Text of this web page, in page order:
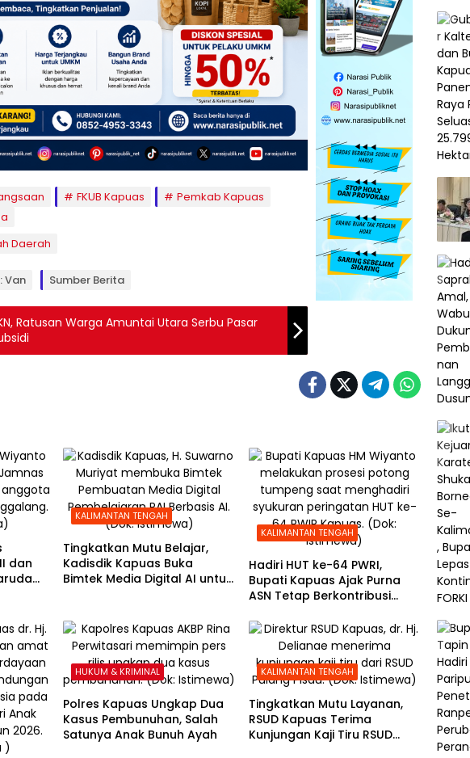
FKUB Kapuas
Pemkab Kapuas
Daerah
Van Sumber Berita
Ratusan Warga Amuntai Utara Serbu Pasar
dan
KALIMANTAN TENGAH
Tingkatkan Mutu Belajar,
Kadisdik Kapuas Buka
Bimtek Media Digital AI untuk
KALIMANTAN TENGAH
Hadiri HUT ke-64 PWRI,
Bupati Kapuas Ajak Purna
ASN Tetap Berkontribusi
HUKUM & KRIMINAL
Polres Kapuas Ungkap Dua
Kasus Pembunuhan, Salah
Satunya Anak Bunuh Ayah
KALIMANTAN TENGAH
Tingkatkan Mutu Layanan,
RSUD Kapuas Terima
Kunjungan Kaji Tiru RSUD